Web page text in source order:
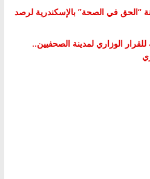
“الحق في الصحة” بالإسكندرية لرصد
الوزاري لمدينة الصحفيين..